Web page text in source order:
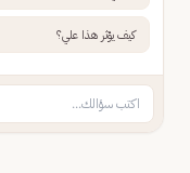
كيف يؤثر هذا علي؟